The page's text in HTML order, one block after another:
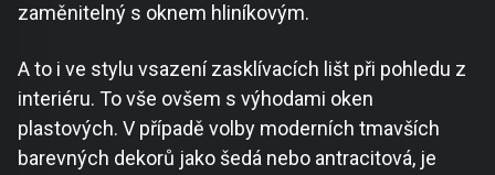
zaměnitelný s oknem hliníkovým.
A to i ve stylu vsazení zasklívacích lišt při pohledu z
interiéru. To vše ovšem s výhodami oken
plastových. V případě volby moderních tmavších
barevných dekorů jako šedá nebo antracitová, je